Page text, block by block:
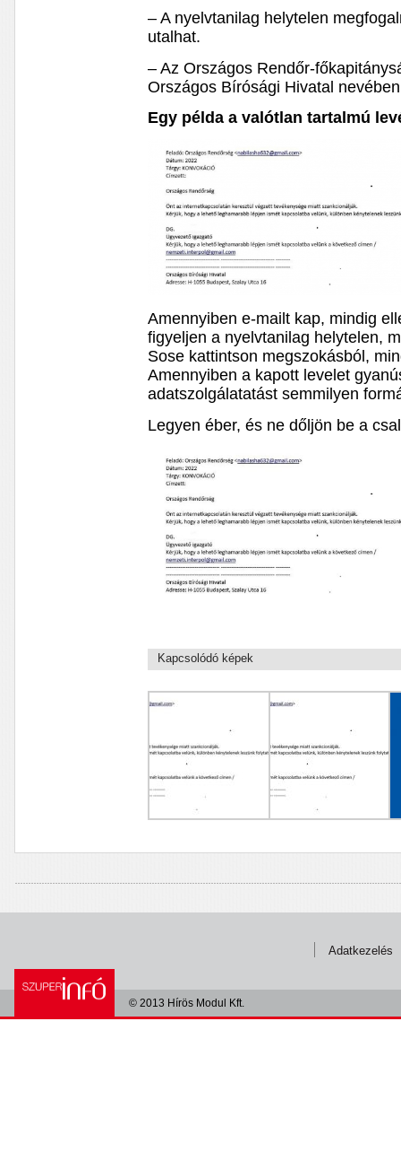
– A nyelvtanilag helytelen
utalhat.
– Az Országos Rendőr-
Országos Bírósági Hivatal
Egy példa a valótlan tartalmú
Amennyiben e-mailt kap, mindig
figyeljen a nyelvtanilag helytelen,
Sose kattintson megszokásból,
Amennyiben a kapott levelet
adatszolgálatatást semmilyen
Legyen éber, és ne dőljön be a
Kapcsolódó képek
Adatkezelés
© 2013 Hírös Modul Kft.